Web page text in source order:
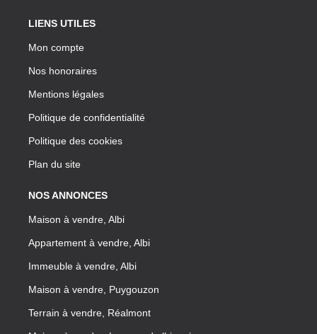
LIENS UTILES
Mon compte
Nos honoraires
Mentions légales
Politique de confidentialité
Politique des cookies
Plan du site
NOS ANNONCES
Maison à vendre, Albi
Appartement à vendre, Albi
Immeuble à vendre, Albi
Maison à vendre, Puygouzon
Terrain à vendre, Réalmont